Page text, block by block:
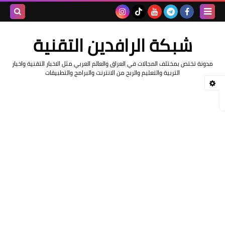
شبكة الرافدين التقنية
مدونة تختص بمختلف المجالات في العراق والعالم العربي مثل الاخبار التقنية واخبار
التربية والتعليم والربح من الانترنت والبرامج والتطبيقات